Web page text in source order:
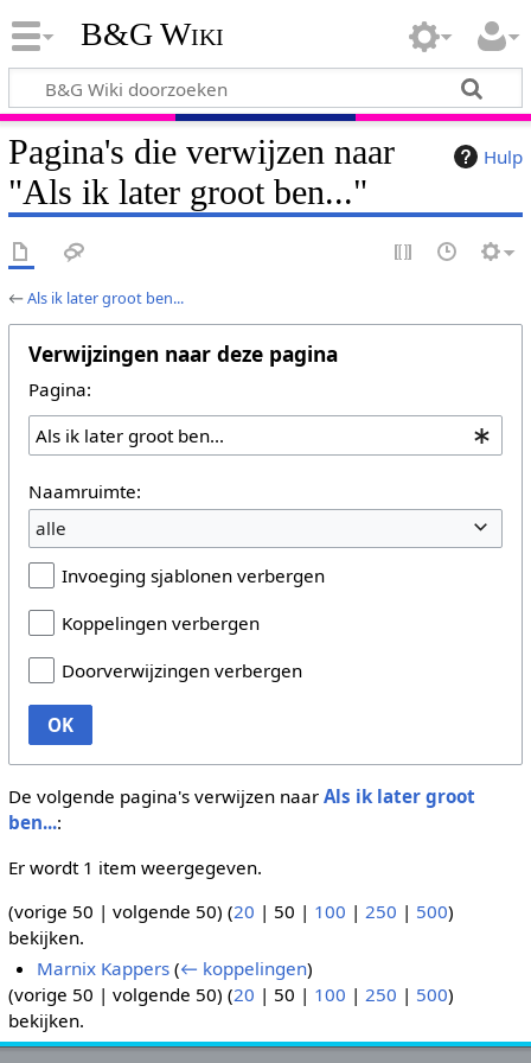
B&G Wiki
Hulp
Pagina's die verwijzen naar
"Als ik later groot ben..."
←Als ik later groot ben...
Verwijzingen naar deze pagina
Pagina:
Naamruimte:
alle
Invoeging sjablonen verbergen
Koppelingen verbergen
Doorverwijzingen verbergen
OK
De volgende pagina's verwijzen naar Als ik later groot
ben...:
Er wordt 1 item weergegeven.
(vorige 50 | volgende 50) (20 | 50 | 100 | 250 | 500)
bekijken.
Marnix Kappers (← koppelingen)
(vorige 50 | volgende 50) (20 | 50 | 100 | 250 | 500)
bekijken.